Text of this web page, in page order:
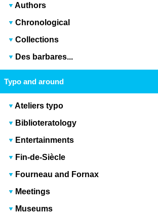
Authors
Chronological
Collections
Des barbares...
Typo and around
Ateliers typo
Biblioteratology
Entertainments
Fin-de-Siècle
Fourneau and Fornax
Meetings
Museums